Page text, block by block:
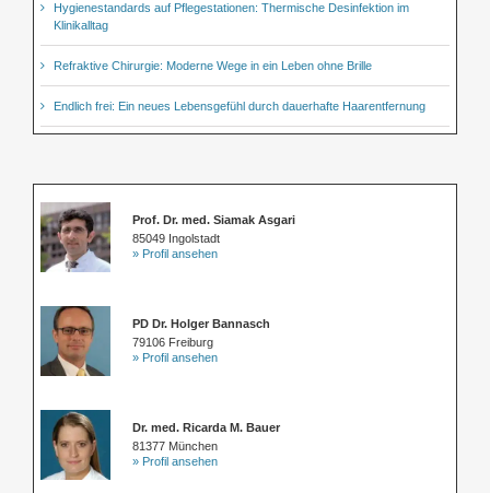
Hygienestandards auf Pflegestationen: Thermische Desinfektion im
Klinikalltag
Refraktive Chirurgie: Moderne Wege in ein Leben ohne Brille
Endlich frei: Ein neues Lebensgefühl durch dauerhafte Haarentfernung
Prof. Dr. med. Siamak Asgari
85049 Ingolstadt
» Profil ansehen
PD Dr. Holger Bannasch
79106 Freiburg
» Profil ansehen
Dr. med. Ricarda M. Bauer
81377 München
» Profil ansehen